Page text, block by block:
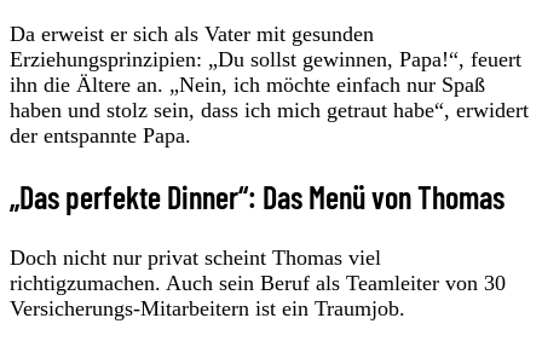
Da erweist er sich als Vater mit gesunden
Erziehungsprinzipien: „Du sollst gewinnen, Papa!“, feuert
ihn die Ältere an. „Nein, ich möchte einfach nur Spaß
haben und stolz sein, dass ich mich getraut habe“, erwidert
der entspannte Papa.
„Das perfekte Dinner“: Das Menü von Thomas
Doch nicht nur privat scheint Thomas viel
richtigzumachen. Auch sein Beruf als Teamleiter von 30
Versicherungs-Mitarbeitern ist ein Traumjob.